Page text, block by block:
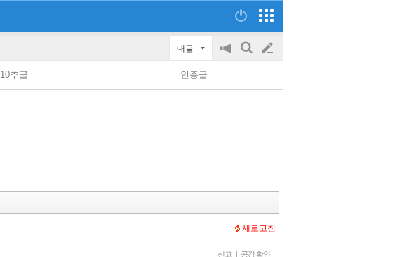
내글
공
on/off
검
글
쓰
10추글 인증글
새로고침
신고 | 공감 확인